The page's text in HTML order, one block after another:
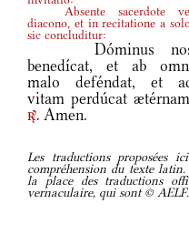
Absente sacerdote
diacono, et in recitatione a
sic concluditur:
Dóminus
benedícat, et ab
malo deféndat, et
vitam perdúcat
r. Amen.
Les traductions proposées
compréhension du texte
la place des traductions
vernaculaire, qui sont © AELF.